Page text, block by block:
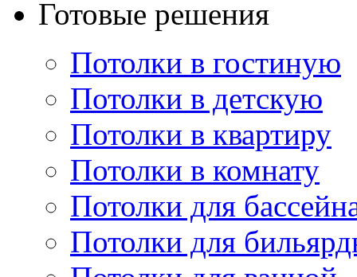
Готовые решения
Потолки в гостиную
Потолки в детскую
Потолки в квартиру
Потолки в комнату
Потолки для
Потолки для